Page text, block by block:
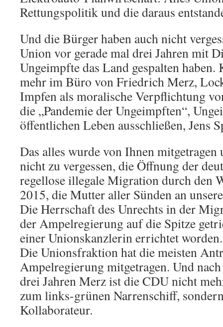
Rettungspolitik und die daraus
Und die Bürger haben auch nicht
Union vor gerade mal drei Jahren mit
Ungeimpfte das Land gespalten
mehr im Büro von Friedrich Merz,
Impfen als moralische Verpflichtung
die „Pandemie der Ungeimpften“,
öffentlichen Leben ausschließen, Jens
Das alles wurde von Ihnen mitgetragen
nicht zu vergessen, die Öffnung der
regellose illegale Migration durch den
2015, die Mutter aller Sünden an
Die Herrschaft des Unrechts in der
der Ampelregierung auf die Spitze
einer Unionskanzlerin errichtet
Die Unionsfraktion hat die meisten
Ampelregierung mitgetragen. Und
drei Jahren Merz ist die CDU nicht
zum links-grünen Narrenschiff,
Kollaborateur.